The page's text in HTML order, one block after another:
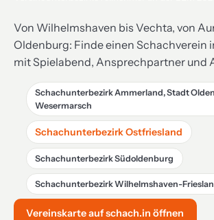
Von Wilhelmshaven bis Vechta, von
Oldenburg: Finde einen Schachverein
mit Spielabend, Ansprechpartner und
Schachunterbezirk Ammerland, Stadt
Wesermarsch
Schachunterbezirk Ostfriesland
Schachunterbezirk Südoldenburg
Schachunterbezirk Wilhelmshaven-
Vereinskarte auf schach.in öffnen